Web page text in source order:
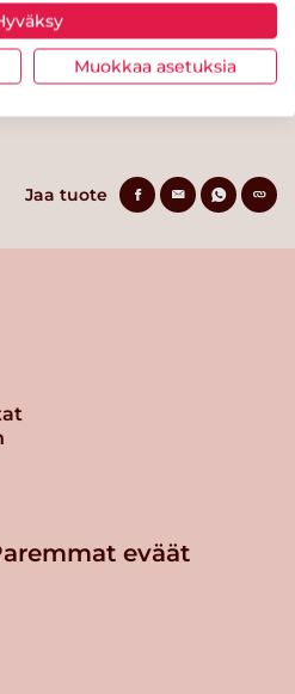
17 g
1 g
Jaa tuote
eväät
Muokkaa asetuksia